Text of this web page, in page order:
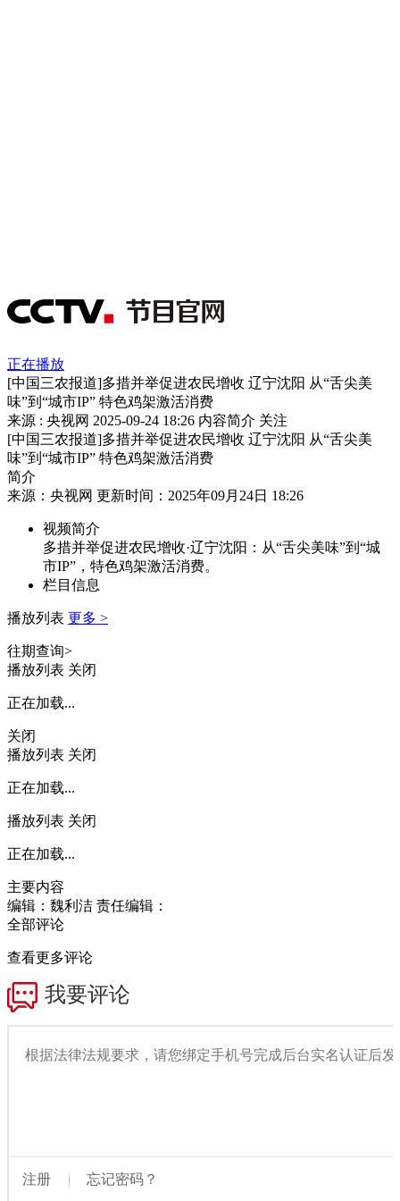
正在播放
[中国三农报道]多措并举促进农民增收 辽宁沈阳 从“舌尖美
味”到“城市IP” 特色鸡架激活消费
来源 : 央视网 2025-09-24 18:26 内容简介 关注
[中国三农报道]多措并举促进农民增收 辽宁沈阳 从“舌尖美
味”到“城市IP” 特色鸡架激活消费
简介
来源：央视网 更新时间：2025年09月24日 18:26
视频简介
多措并举促进农民增收·辽宁沈阳：从“舌尖美味”到“城
市IP”，特色鸡架激活消费。
栏目信息
播放列表 更多 >
往期查询>
播放列表 关闭
正在加载...
关闭
播放列表 关闭
正在加载...
播放列表 关闭
正在加载...
主要内容
编辑：魏利洁 责任编辑：
全部评论
查看更多评论